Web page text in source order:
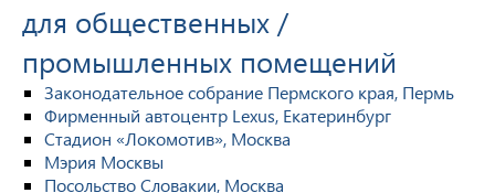
для общественных /
промышленных помещений
Законодательное собрание Пермского края, Пермь
Фирменный автоцентр Lexus, Екатеринбург
Стадион «Локомотив», Москва
Мэрия Москвы
Посольство Словакии, Москва